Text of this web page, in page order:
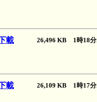
載
26,496 KB 1時18
載
26,109 KB 1時17